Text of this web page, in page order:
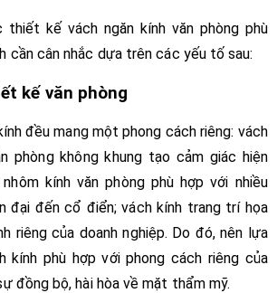
kế vách ngăn kính văn phòng phù
cần cân nhắc dựa trên các yếu tố sau:
kế văn phòng
đều mang một phong cách riêng: vách
phòng không khung tạo cảm giác hiện
kính văn phòng phù hợp với nhiều
đại đến cổ điển; vách kính trang trí họa
riêng của doanh nghiệp. Do đó, nên lựa
kính phù hợp với phong cách riêng của
đồng bộ, hài hòa về mặt thẩm mỹ.